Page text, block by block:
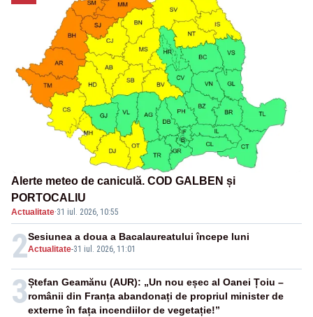
Alerte meteo de caniculă. COD GALBEN și
PORTOCALIU
Actualitate·31 iul. 2026, 10:55
2Actualitate-31 iul. 2026, 11:01
Sesiunea a doua a Bacalaureatului începe luni
3Ștefan Geamănu (AUR): „Un nou eșec al Oanei Țoiu –
românii din Franța abandonați de propriul minister de
externe în fața incendiilor de vegetație!”